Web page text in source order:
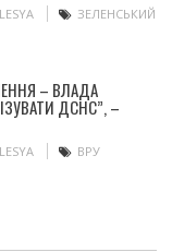
ЗЕЛЕНСЬКИЙ
– ВЛАДА
ДСНС”, –
ВРУ